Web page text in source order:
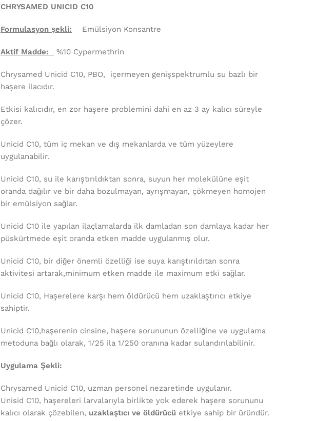
CHRYSAMED UNICID C10
Formulasyon şekli: Emülsiyon Konsantre
Aktif Madde: %10 Cypermethrin
Chrysamed Unicid C10, PBO, içermeyen genişspektrumlu su bazlı bir
haşere ilacıdır.
Etkisi kalıcıdır, en zor haşere problemini dahi en az 3 ay kalıcı süreyle
çözer.
Unicid C10, tüm iç mekan ve dış mekanlarda ve tüm yüzeylere
uygulanabilir.
Unicid C10, su ile karıştırıldıktan sonra, suyun her molekülüne eşit
oranda dağılır ve bir daha bozulmayan, ayrışmayan, çökmeyen homojen
bir emülsiyon sağlar.
Unicid C10 ile yapılan ilaçlamalarda ilk damladan son damlaya kadar her
püskürtmede eşit oranda etken madde uygulanmış olur.
Unicid C10, bir diğer önemli özelliği ise suya karıştırıldıtan sonra
aktivitesi artarak,minimum etken madde ile maximum etki sağlar.
Unicid C10, Haşerelere karşı hem öldürücü hem uzaklaştırıcı etkiye
sahiptir.
Unicid C10,haşerenin cinsine, haşere sorununun özelliğine ve uygulama
metoduna bağlı olarak, 1/25 ila 1/250 oranına kadar sulandırılabilinir.
Uygulama Şekli:
Chrysamed Unicid C10, uzman personel nezaretinde uygulanır.
Unisid C10, haşereleri larvalarıyla birlikte yok ederek haşere sorununu
kalıcı olarak çözebilen, uzaklaştıcı ve öldürücü etkiye sahip bir üründür.